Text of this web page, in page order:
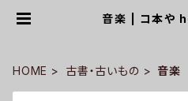
音楽 | コ本や
HOME 古書・古いもの 音楽